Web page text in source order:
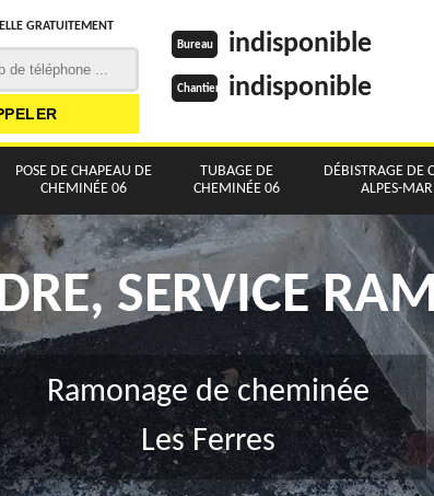
GRATUITEMENT
Bureau indisponible
Chantier indisponible
POSE DE CHAPEAU DE
CHEMINÉE 06
TUBAGE DE
CHEMINÉE 06
DÉBISTRAGE DE
ALPES-
SERVICE
Ramonage de cheminée
Les Ferres